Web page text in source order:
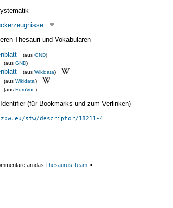
Thesauri und Vokabularen
(aus GND)
(aus GND)
(aus Wikidata)
(aus Wikidata)
(aus EuroVoc)
(für Bookmarks und zum Verlinken)
stw/descriptor/18211-4
an das Thesaurus Team ▪